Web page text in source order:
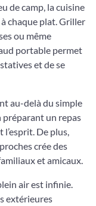
de camp, la cuisine
chaque plat. Griller
ou même
portable permet
et de se
au-delà du simple
préparant un repas
De plus,
crée des
et amicaux.
air est infinie.
extérieures